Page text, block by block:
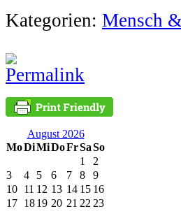
Kategorien: Mensch
August 2026
MoDiMiDoFrSaSo
1
2
3
4 5 6 7 8
9
10 11 12 13 14 15 16
17 1819 20 21 22 23